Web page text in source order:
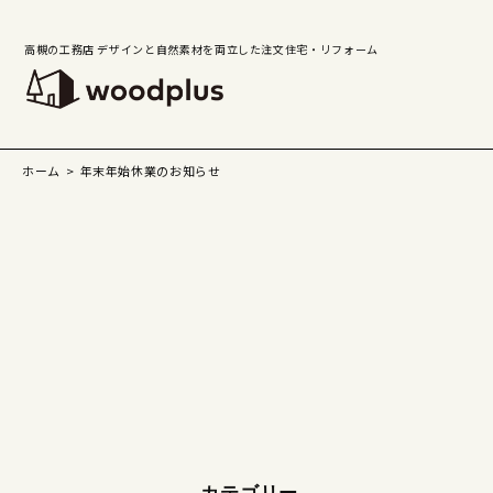
高槻の工務店 デザインと自然素材を両立した注文住宅・リフォーム
ホーム 年末年始休業のお知らせ